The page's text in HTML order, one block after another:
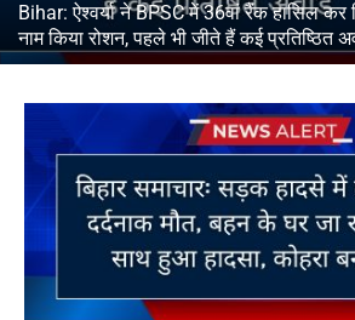
Bihar: ऐश्वर्या ने BPSC में 36वां रैंक हासिल कर
नाम किया रोशन, पहले भी जीते हैं कई प्रतिष्ठित